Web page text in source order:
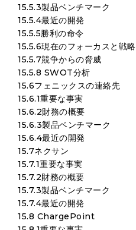
15.5.3製品ベンチマーク
15.5.4最近の開発
15.5.5勝利の命令
15.5.6現在のフォーカスと戦略
15.5.7競争からの脅威
15.5.8 SWOT分析
15.6フェニックスの連絡先
15.6.1重要な事実
15.6.2財務の概要
15.6.3製品ベンチマーク
15.6.4最近の開発
15.7ネクサン
15.7.1重要な事実
15.7.2財務の概要
15.7.3製品ベンチマーク
15.7.4最近の開発
15.8 ChargePoint